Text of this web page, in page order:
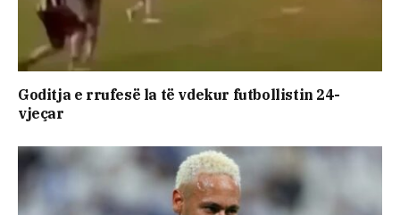
Goditja e rrufesë la të vdekur futbollistin 24-
vjeçar